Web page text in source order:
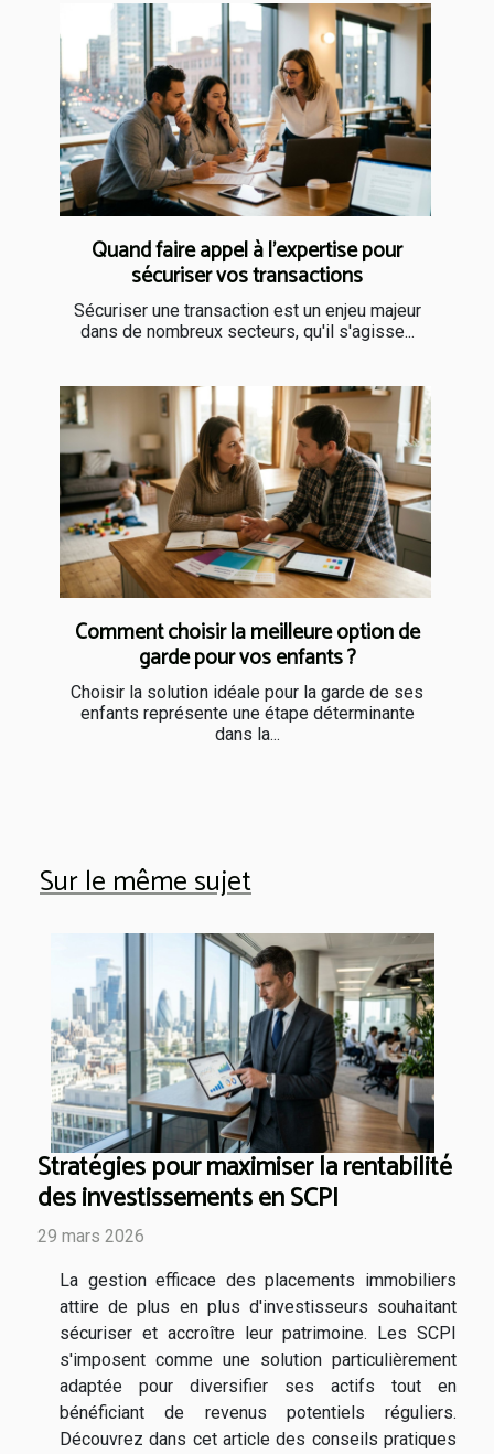
Quand faire appel à l’expertise pour
sécuriser vos transactions
Sécuriser une transaction est un enjeu majeur
dans de nombreux secteurs, qu'il s'agisse...
Comment choisir la meilleure option de
garde pour vos enfants ?
Choisir la solution idéale pour la garde de ses
enfants représente une étape déterminante
dans la...
Sur le même sujet
Stratégies pour maximiser la rentabilité
des investissements en SCPI
29 mars 2026
La gestion efficace des placements immobiliers
attire de plus en plus d'investisseurs souhaitant
sécuriser et accroître leur patrimoine. Les SCPI
s'imposent comme une solution particulièrement
adaptée pour diversifier ses actifs tout en
bénéficiant de revenus potentiels réguliers.
Découvrez dans cet article des conseils pratiques